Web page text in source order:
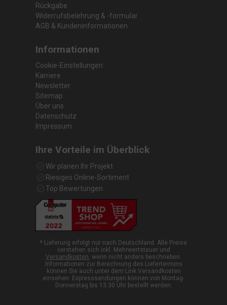
Rückgabe
Widerrufsbelehrung & -formular
AGB & Kundeninformationen
Informationen
Cookie-Einstellungen
Karriere
Newsletter
Sitemap
Über uns
Datenschutz
Impressum
Ihre Vorteile im Überblick
Wir planen Ihr Projekt
Riesiges Online-Sortiment
Top Bewertungen
* Lieferung erfolgt nur nach Deutschland. Alle Preise
verstehen sich inkl. Mehrwertsteuer und
Versandkosten, wenn nicht anders beschrieben.
Informationen zur Berechnung des Liefertermins
können Sie auch unter dem Link Versandkosten
einsehen. Expresssendungen können von Montag-
Donnerstag bis 13.30 Uhr bestellt werden.